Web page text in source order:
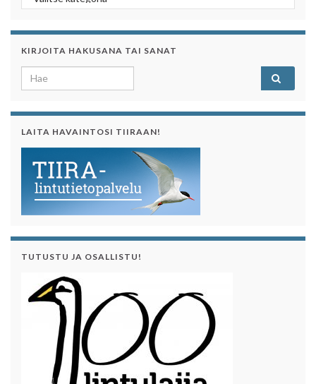
KIRJOITA HAKUSANA TAI SANAT
Search for:
LAITA HAVAINTOSI TIIRAAN!
TUTUSTU JA OSALLISTU!